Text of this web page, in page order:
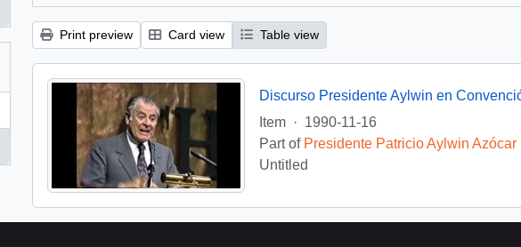
Print preview Card view Table view
Discurso Presidente Aylwin en
Item
· 1990-11-16
Part of Presidente Patricio Aylwin Azócar
Untitled